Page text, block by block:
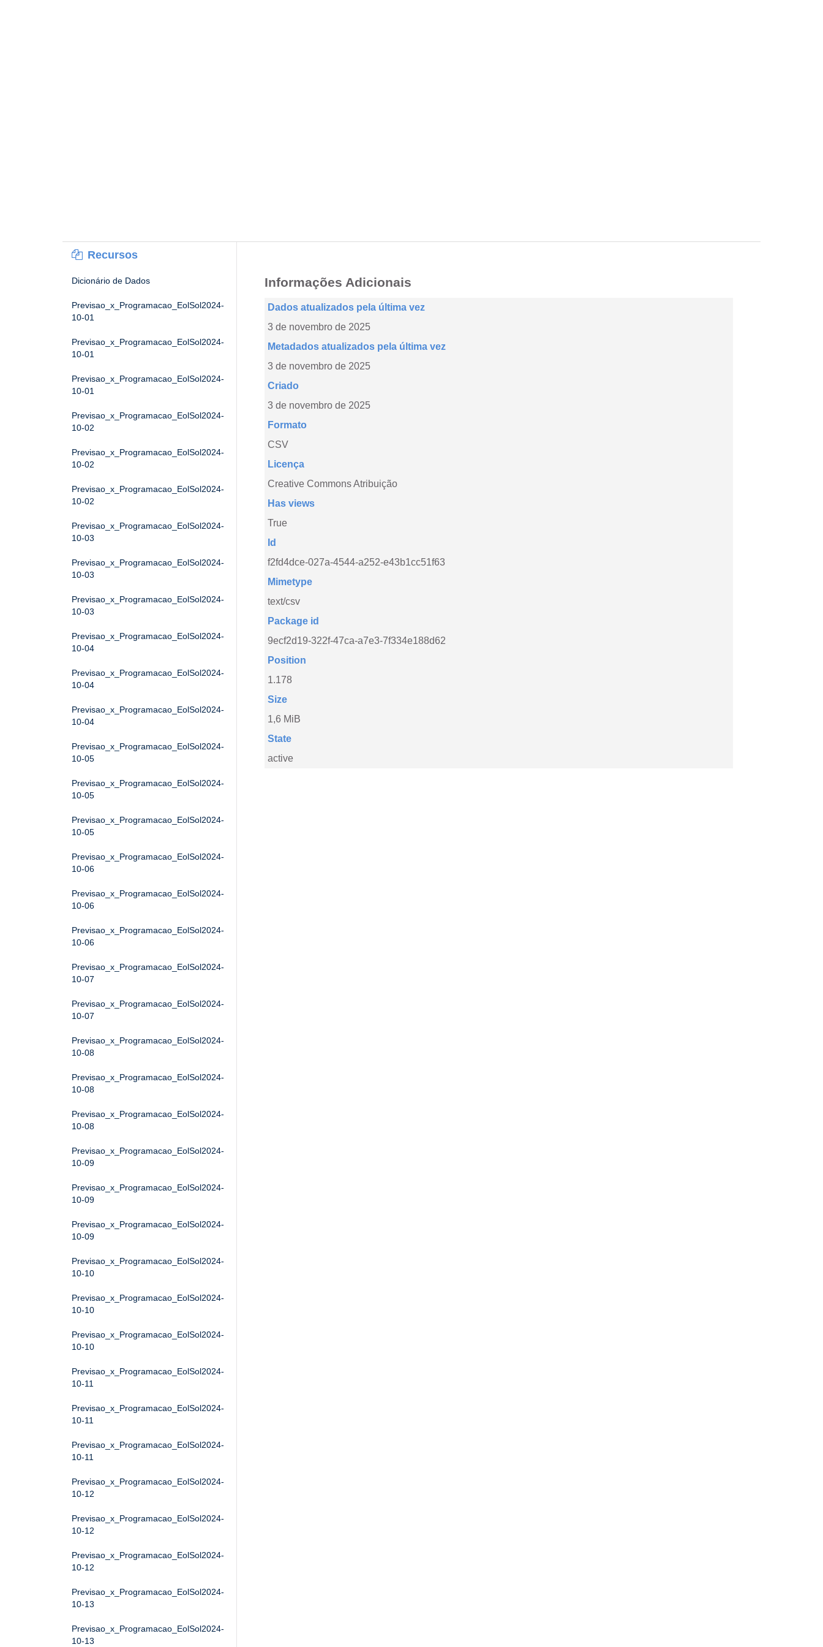
Recursos
Dicionário de Dados
Previsao_x_Programacao_EolSol2024-
10-01
Previsao_x_Programacao_EolSol2024-
10-01
Previsao_x_Programacao_EolSol2024-
10-01
Previsao_x_Programacao_EolSol2024-
10-02
Previsao_x_Programacao_EolSol2024-
10-02
Previsao_x_Programacao_EolSol2024-
10-02
Previsao_x_Programacao_EolSol2024-
10-03
Previsao_x_Programacao_EolSol2024-
10-03
Previsao_x_Programacao_EolSol2024-
10-03
Previsao_x_Programacao_EolSol2024-
10-04
Previsao_x_Programacao_EolSol2024-
10-04
Previsao_x_Programacao_EolSol2024-
10-04
Previsao_x_Programacao_EolSol2024-
10-05
Previsao_x_Programacao_EolSol2024-
10-05
Previsao_x_Programacao_EolSol2024-
10-05
Previsao_x_Programacao_EolSol2024-
10-06
Previsao_x_Programacao_EolSol2024-
10-06
Previsao_x_Programacao_EolSol2024-
10-06
Previsao_x_Programacao_EolSol2024-
10-07
Previsao_x_Programacao_EolSol2024-
10-07
Previsao_x_Programacao_EolSol2024-
10-08
Previsao_x_Programacao_EolSol2024-
10-08
Previsao_x_Programacao_EolSol2024-
10-08
Previsao_x_Programacao_EolSol2024-
10-09
Previsao_x_Programacao_EolSol2024-
10-09
Previsao_x_Programacao_EolSol2024-
10-09
Previsao_x_Programacao_EolSol2024-
10-10
Previsao_x_Programacao_EolSol2024-
10-10
Previsao_x_Programacao_EolSol2024-
10-10
Previsao_x_Programacao_EolSol2024-
10-11
Previsao_x_Programacao_EolSol2024-
10-11
Previsao_x_Programacao_EolSol2024-
10-11
Previsao_x_Programacao_EolSol2024-
10-12
Previsao_x_Programacao_EolSol2024-
10-12
Previsao_x_Programacao_EolSol2024-
10-12
Previsao_x_Programacao_EolSol2024-
10-13
Previsao_x_Programacao_EolSol2024-
10-13
Informações Adicionais
Dados atualizados pela última vez
3 de novembro de 2025
Metadados atualizados pela última vez
3 de novembro de 2025
Criado
3 de novembro de 2025
Formato
CSV
Licença
Creative Commons Atribuição
Has views
True
Id
f2fd4dce-027a-4544-a252-e43b1cc51f63
Mimetype
text/csv
Package id
9ecf2d19-322f-47ca-a7e3-7f334e188d62
Position
1.178
Size
1,6 MiB
State
active